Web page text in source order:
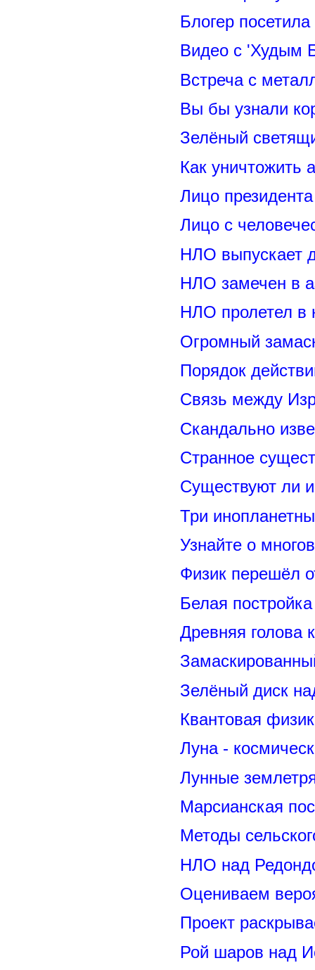
Блогер
Видео с 'Худым
Встреча с
Вы бы узнали
Зелёный
Как уничтожить
Лицо
Лицо с
НЛО выпускает
НЛО замечен в
НЛО пролетел в
Огромный
Порядок
Связь между
Скандально
Странное
Существуют ли
Три
Узнайте о
Физик перешёл
Белая
Древняя голова
Зелёный диск
Квантовая
Луна -
Лунные
Марсианская
Методы
НЛО над
Оцениваем
Проект
Рой шаров над